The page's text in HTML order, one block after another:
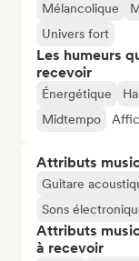
Mélancolique
Univers fort
Les humeurs
recevoir
Énergétique
Midtempo
Attributs
Guitare
Sons
Attributs
à recevoir